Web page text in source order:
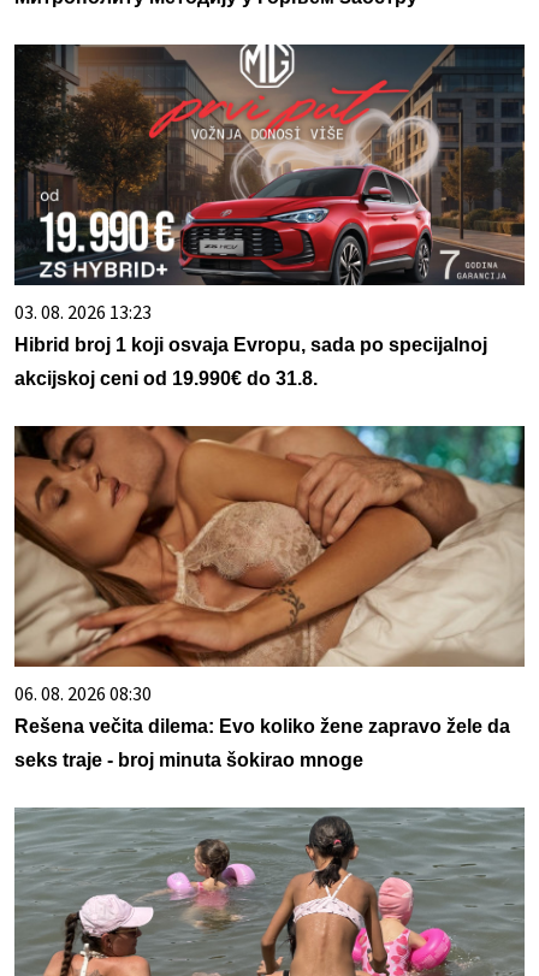
03. 08. 2026 13:23
Hibrid broj 1 koji osvaja Evropu, sada po specijalnoj
akcijskoj ceni od 19.990€ do 31.8.
06. 08. 2026 08:30
Rešena večita dilema: Evo koliko žene zapravo žele da
seks traje - broj minuta šokirao mnoge